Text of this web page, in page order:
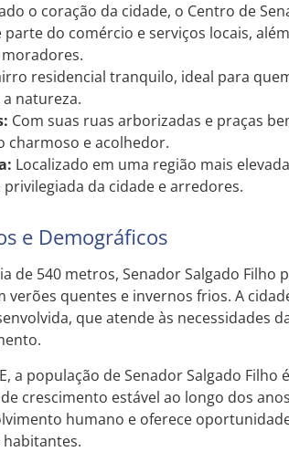
o coração da cidade, o Centro de
do comércio e serviços locais,
residencial tranquilo, ideal para
natureza.
Com suas ruas arborizadas e praças
charmoso e acolhedor.
Localizado em uma região mais
da cidade e arredores.
e Demográficos
de 540 metros, Senador Salgado Filho
quentes e invernos frios. A
que atende às necessidades
a população de Senador Salgado
crescimento estável ao longo dos
humano e oferece
habitantes.